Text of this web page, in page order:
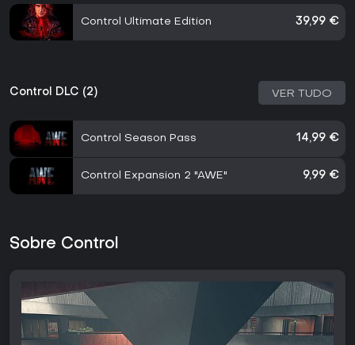
Control Ultimate Edition 39,99 €
Control DLC (2) VER TUDO
Control Season Pass 14,99 €
Control Expansion 2 "AWE" 9,99 €
Sobre Control